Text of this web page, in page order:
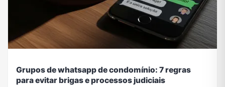
Grupos de whatsapp de condomínio: 7 regras
para evitar brigas e processos judiciais